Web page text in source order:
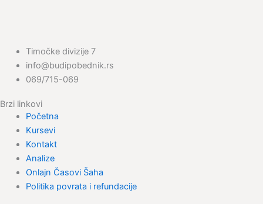
Timočke divizije 7
info@budipobednik.rs
069/715-069
Brzi linkovi
Početna
Kursevi
Kontakt
Analize
Onlajn Časovi Šaha
Politika povrata i refundacije